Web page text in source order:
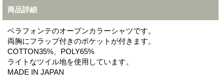
商品詳細
ベラフォンテのオープンカラーシャツです。
両胸にフラップ付きのポケットが付きます。
COTTON35%、POLY65%
ライトなツイル地を使用しています。
MADE IN JAPAN